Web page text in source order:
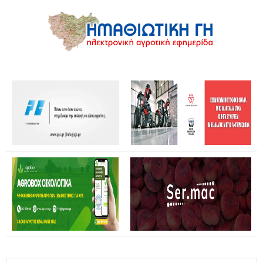
Θανάσης Καββαδάς: Θωρακίζεται όλη η χώρα απέναντι